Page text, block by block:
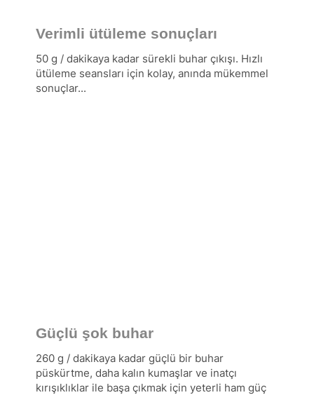
Verimli ütüleme sonuçları
50 g / dakikaya kadar sürekli buhar çıkışı. Hızlı
ütüleme seansları için kolay, anında mükemmel
sonuçlar...
Güçlü şok buhar
260 g / dakikaya kadar güçlü bir buhar
püskürtme, daha kalın kumaşlar ve inatçı
kırışıklıklar ile başa çıkmak için yeterli ham güç